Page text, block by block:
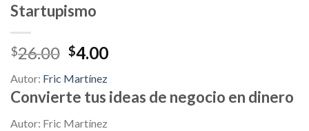
Startupismo
$26.00 Original
was:
$26.00.
$4.00Current
$4.00.
Autor: Fric Martínez
Convierte tus ideas de negocio en dinero
Autor: Fric Martínez